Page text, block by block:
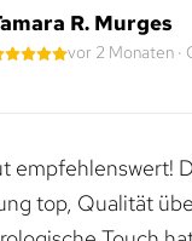
R. Murges
vor 2 Monaten ·
empfehlenswert!
top, Qualität